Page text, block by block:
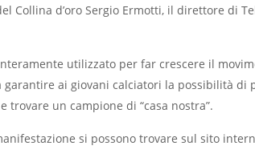
Collina d’oro Sergio Ermotti, il direttore di
utilizzato per far crescere il
garantire ai giovani calciatori la possibilità di
un campione di “casa nostra”.
si possono trovare sul sito